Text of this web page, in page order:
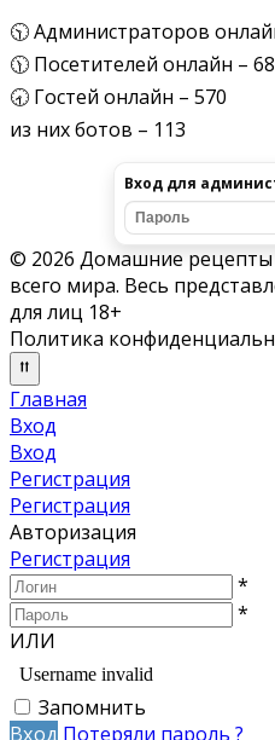
🕥 Администраторов
🕦 Посетителей онлайн –
🕣 Гостей онлайн – 570
из них ботов – 113
Вход для
© 2026 Домашние рецепты
всего мира. Весь
для лиц 18+
Политика
Главная
Вход
Вход
Регистрация
Регистрация
Авторизация
Регистрация
*
*
ИЛИ
Запомнить
Вход Потеряли пароль ?